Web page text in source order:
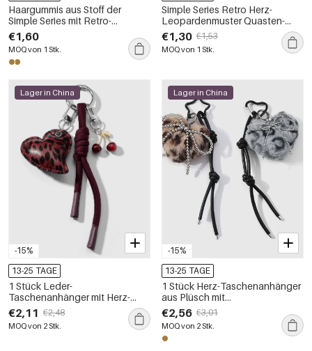
Haargummis aus Stoff der
Simple Series mit Retro-
Leopardenmuster
€1,60
MOQ von 1 Stk.
Simple Series Retro Herz-
Leopardenmuster Quasten-
Taschenanhänger aus
Polyester
€1,30 €1,53
MOQ von 1 Stk.
-15%
Lager in China
13-25 TAGE
1 Stück Leder-
Taschenanhänger mit Herz-
Leopardenmuster
€2,11 €2,48
MOQ von 2 Stk.
-15%
Lager in China
13-25 TAGE
1 Stück Herz-Taschenanhänger
aus Plüsch mit
Leopardenmuster
€2,56 €3,01
MOQ von 2 Stk.